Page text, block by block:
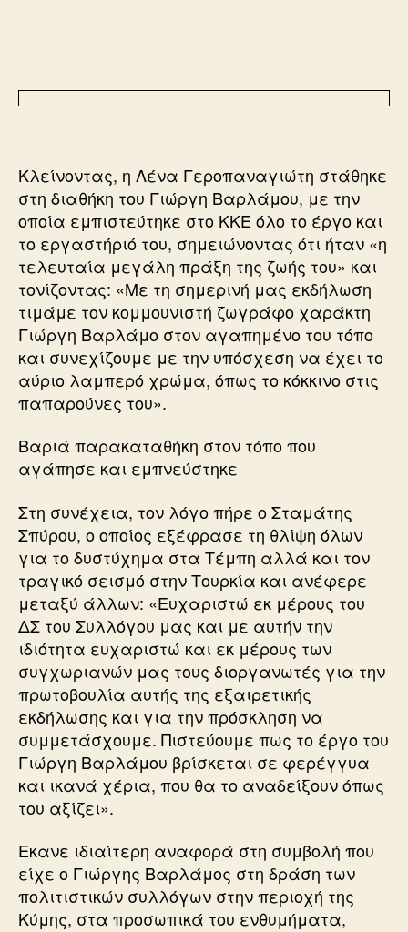
Κλείνοντας, η Λένα Γεροπαναγιώτη στάθηκε
στη διαθήκη του Γιώργη Βαρλάμου, με την
οποία εμπιστεύτηκε στο ΚΚΕ όλο το έργο και
το εργαστήριό του, σημειώνοντας ότι ήταν «η
τελευταία μεγάλη πράξη της ζωής του» και
τονίζοντας: «Με τη σημερινή μας εκδήλωση
τιμάμε τον κομμουνιστή ζωγράφο χαράκτη
Γιώργη Βαρλάμο στον αγαπημένο του τόπο
και συνεχίζουμε με την υπόσχεση να έχει το
αύριο λαμπερό χρώμα, όπως το κόκκινο στις
παπαρούνες του».
Βαριά παρακαταθήκη στον τόπο που
αγάπησε και εμπνεύστηκε
Στη συνέχεια, τον λόγο πήρε ο Σταμάτης
Σπύρου, ο οποίος εξέφρασε τη θλίψη όλων
για το δυστύχημα στα Τέμπη αλλά και τον
τραγικό σεισμό στην Τουρκία και ανέφερε
μεταξύ άλλων: «Ευχαριστώ εκ μέρους του
ΔΣ του Συλλόγου μας και με αυτήν την
ιδιότητα ευχαριστώ και εκ μέρους των
συγχωριανών μας τους διοργανωτές για την
πρωτοβουλία αυτής της εξαιρετικής
εκδήλωσης και για την πρόσκληση να
συμμετάσχουμε. Πιστεύουμε πως το έργο του
Γιώργη Βαρλάμου βρίσκεται σε φερέγγυα
και ικανά χέρια, που θα το αναδείξουν όπως
του αξίζει».
Εκανε ιδιαίτερη αναφορά στη συμβολή που
είχε ο Γιώργης Βαρλάμος στη δράση των
πολιτιστικών συλλόγων στην περιοχή της
Κύμης, στα προσωπικά του ενθυμήματα,